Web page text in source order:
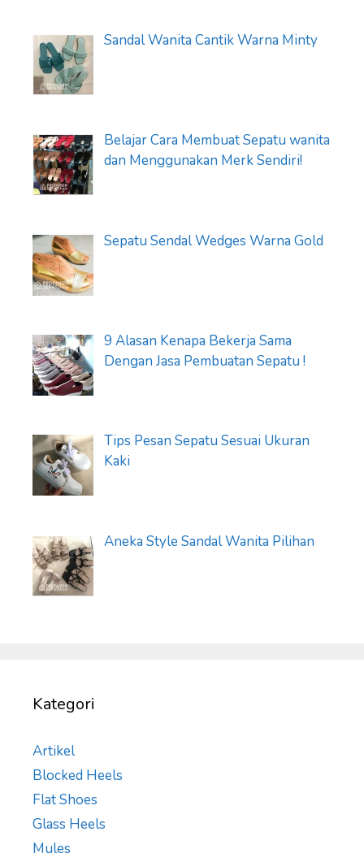
Sandal Wanita Cantik Warna Minty
Belajar Cara Membuat Sepatu wanita
dan Menggunakan Merk Sendiri!
Sepatu Sendal Wedges Warna Gold
9 Alasan Kenapa Bekerja Sama
Dengan Jasa Pembuatan Sepatu !
Tips Pesan Sepatu Sesuai Ukuran
Kaki
Aneka Style Sandal Wanita Pilihan
Kategori
Artikel
Blocked Heels
Flat Shoes
Glass Heels
Mules